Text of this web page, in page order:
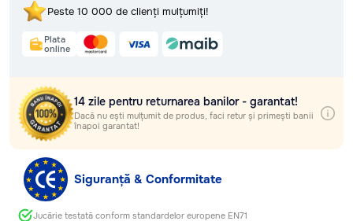
Peste 10 000 de clienți mulțumiți!
Plata
online
14 zile pentru returnarea banilor - garantat!
Dacă nu ești mulțumit de produs, faci retur și primești banii
înapoi garantat!
Siguranță & Conformitate
Jucărie testată conform standardelor europene EN71
Selectează regiunea
Livrarea gratuită